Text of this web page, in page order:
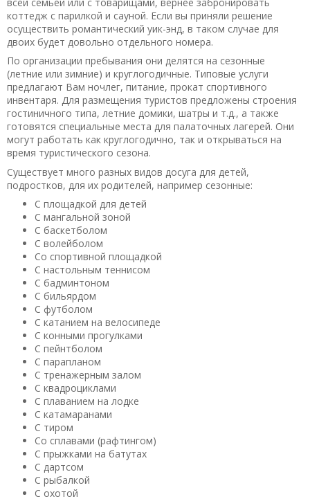
Полезный отзыв? Да (1) Нет(0)
Альвин о База отдыха «Визит»
22.10.2019 в 16:29
Развлечений очень мало! Только лодки и велики - ну это же
несерьезно! 'Визит' скорее гостевой дом по набору услуг,
чем именно база отдыха, всего два коттеджа, зал для
мероприятий, баня и мангалы, как есть гостевой дом ну
либо я чего-то не понимаю! Приехать сюда шашлык
пожарить и день рождения отметить самое оно, а чтобы
отдохнуть на природе и насладиться Куршской косой -
мммм, сомнительно. Из минусов еще парковка неудачно
расположена. Вообще конечно если едете развлекаться
рыбалкой или где-то еще вне базы что-то делать - то как
место ночевки подойдет. Благо что дома качественные и
чистые.
Полезный отзыв? Да
7,7
Яков о Гостевой дом «Понарт»
07.07.2019 в 22:57
Сам из Калининграда, на Куршскую периодически езжу по
работе, и всегда по возможности просто захожу в Понар
покушать в местном кафе, ибо - великолепно! Время от
времени с девушкой приезжаем сюда с нночевкой провести
выходные, крайний раз был в сентябре 2016 года. Всегда
встречают радушно как родных, всегда вкусная еда и
прекрасный отдых душой и телом. Если погода позволяет,
катаемся на велосипедах до обессиливания) 'Понарт'
хотелось бы порекомендовать всем вне зависимости от
коттедж с парилкой и сауной. Если вы приняли решение
осуществить романтический уик-энд, в таком случае для
двоих будет довольно отдельного номера.
По организации пребывания они делятся на сезонные
(летние или зимние) и круглогодичные. Типовые услуги
предлагают Вам ночлег, питание, прокат спортивного
инвентаря. Для размещения туристов предложены строения
гостиничного типа, летние домики, шатры и т.д., а также
готовятся специальные места для палаточных лагерей. Они
могут работать как круглогодично, так и открываться на
время туристического сезона.
Существует много разных видов досуга для детей,
подростков, для их родителей, например сезонные:
С площадкой для детей
С мангальной зоной
С баскетболом
С волейболом
Со спортивной площадкой
С настольным теннисом
С бадминтоном
С бильярдом
С футболом
С катанием на велосипеде
С конными прогулками
С пейнтболом
С парапланом
С тренажерным залом
С квадроциклами
С плаванием на лодке
С катамаранами
С тиром
Со сплавами (рафтингом)
С прыжками на батутах
С дартсом
С рыбалкой
С охотой